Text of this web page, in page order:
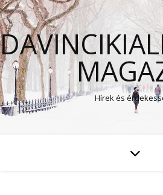
Hírek és